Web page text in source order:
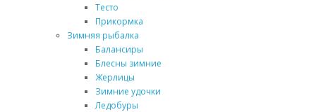
Тесто
Прикормка
Зимняя рыбалка
Балансиры
Блесны зимние
Жерлицы
Зимние удочки
Ледобуры